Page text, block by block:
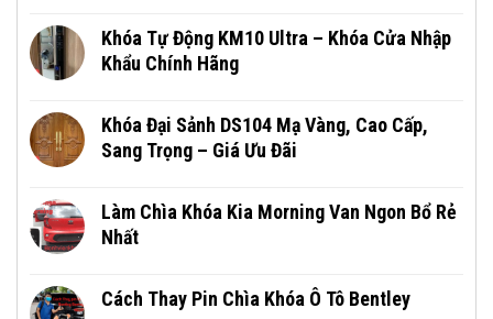
Khóa Tự Động KM10 Ultra – Khóa Cửa Nhập
Khẩu Chính Hãng
Khóa Đại Sảnh DS104 Mạ Vàng, Cao Cấp,
Sang Trọng – Giá Ưu Đãi
Làm Chìa Khóa Kia Morning Van Ngon Bổ Rẻ
Nhất
Cách Thay Pin Chìa Khóa Ô Tô Bentley